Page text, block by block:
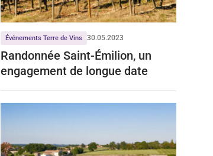
Événements Terre de Vins 30.05.2023
Randonnée Saint-Émilion, un
engagement de longue date